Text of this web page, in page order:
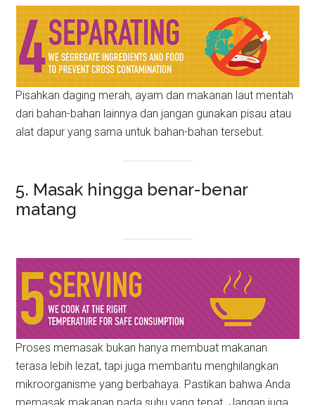
Pisahkan daging merah, ayam dan makanan laut mentah
dari bahan-bahan lainnya dan jangan gunakan pisau atau
alat dapur yang sama untuk bahan-bahan tersebut.
5. Masak hingga benar-benar
matang
Proses memasak bukan hanya membuat makanan
terasa lebih lezat, tapi juga membantu menghilangkan
mikroorganisme yang berbahaya. Pastikan bahwa Anda